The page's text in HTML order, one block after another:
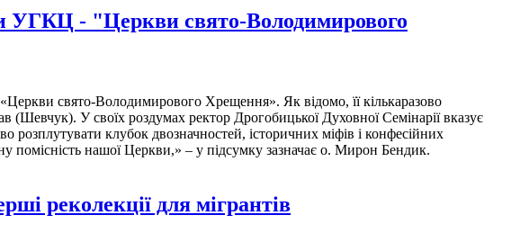
УГКЦ - "Церкви свято-Володимирового
свято-Володимирового Хрещення». Як відомо, її кількаразово
У своїх роздумах ректор Дрогобицької Духовної Семінарії вказує
розплутувати клубок двозначностей, історичних міфів і конфесійних
помісність нашої Церкви,» – у підсумку зазначає о. Мирон Бендик.
реколекції для мігрантів